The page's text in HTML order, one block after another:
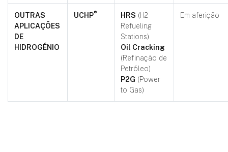
OUTRAS
APLICAÇÕES
DE
HIDROGÉNIO
UCHP® HRS (H2
Refueling
Stations)
Oil Cracking
(Refinação de
Petróleo)
P2G (Power
to Gas)
Em aferição